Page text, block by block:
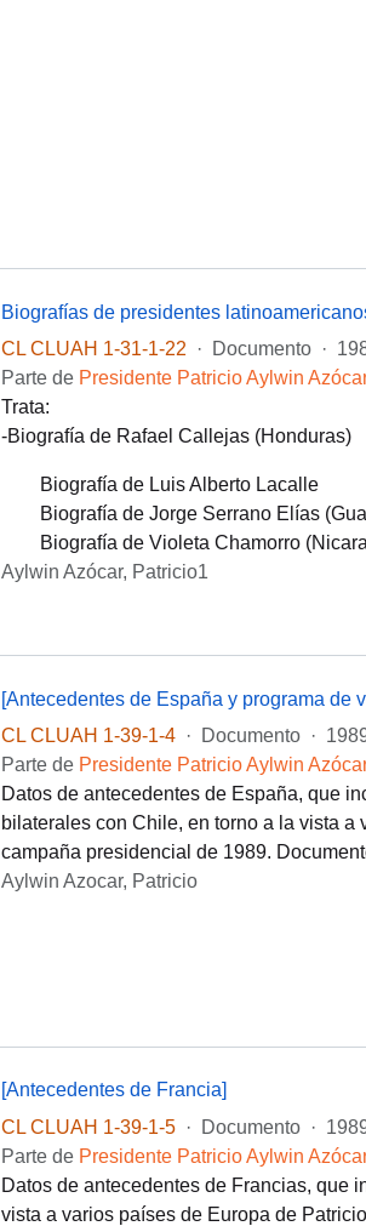
Biografías de presidentes
CL CLUAH 1-31-1-22
· Documento ·
Parte de Presidente Patricio Aylwin
Trata:
-Biografía de Rafael Callejas (Honduras)
Biografía de Luis Alberto Lacalle
Biografía de Jorge Serrano Elías
Biografía de Violeta Chamorro
Aylwin Azócar, Patricio1
[Antecedentes de España y programa de
CL CLUAH 1-39-1-4
· Documento ·
Parte de Presidente Patricio Aylwin
Datos de antecedentes de España, que
bilaterales con Chile, en torno a la vista
campaña presidencial de 1989.
Aylwin Azocar, Patricio
[Antecedentes de Francia]
CL CLUAH 1-39-1-5
· Documento ·
Parte de Presidente Patricio Aylwin
Datos de antecedentes de Francias, que
vista a varios países de Europa de